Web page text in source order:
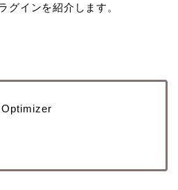
グインを紹介します。